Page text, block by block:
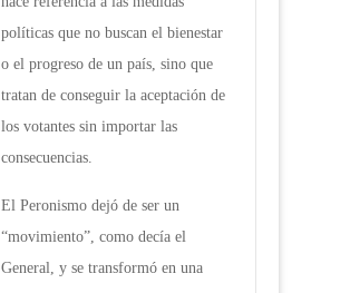
políticas que no buscan el bienestar
o el progreso de un país, sino que
tratan de conseguir la aceptación de
los votantes sin importar las
consecuencias.
El Peronismo dejó de ser un
“movimiento”, como decía el
General, y se transformó en una